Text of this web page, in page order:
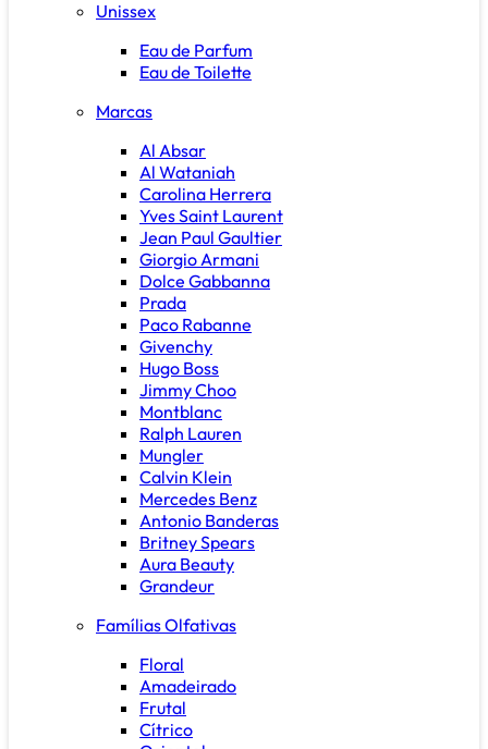
Unissex
Eau de Parfum
Eau de Toilette
Marcas
Al Absar
Al Wataniah
Carolina Herrera
Yves Saint Laurent
Jean Paul Gaultier
Giorgio Armani
Dolce Gabbanna
Prada
Paco Rabanne
Givenchy
Hugo Boss
Jimmy Choo
Montblanc
Ralph Lauren
Mungler
Calvin Klein
Mercedes Benz
Antonio Banderas
Britney Spears
Aura Beauty
Grandeur
Famílias Olfativas
Floral
Amadeirado
Frutal
Cítrico